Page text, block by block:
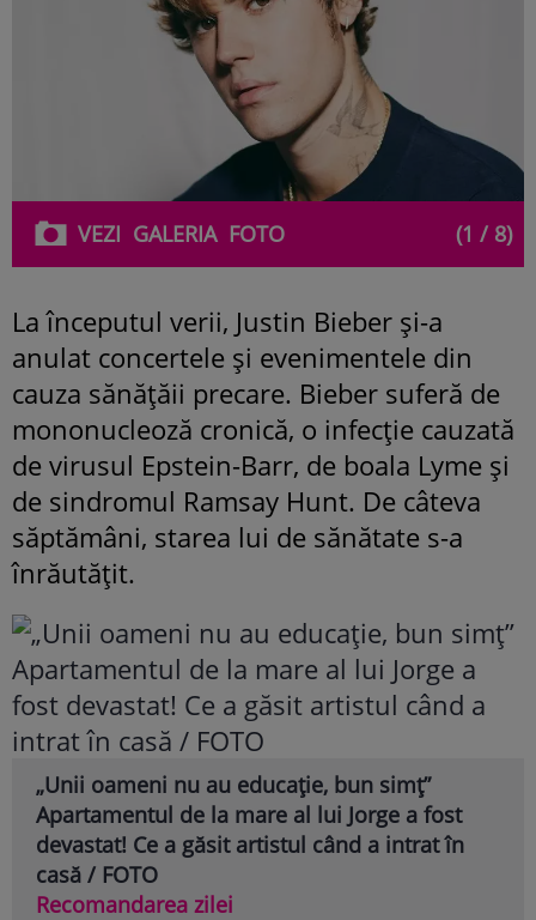
VEZI GALERIAFOTO (1 / 8)
La începutul verii, Justin Bieber și-a
anulat concertele și evenimentele din
cauza sănățăii precare. Bieber suferă de
mononucleoză cronică, o infecție cauzată
de virusul Epstein-Barr, de boala Lyme și
de sindromul Ramsay Hunt. De câteva
săptămâni, starea lui de sănătate s-a
înrăutățit.
„Unii oameni nu au educație, bun simț”
Apartamentul de la mare al lui Jorge a fost
devastat! Ce a găsit artistul când a intrat în
casă / FOTO
Recomandarea zilei